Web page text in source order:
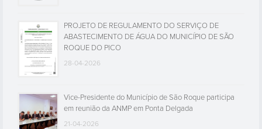
PROJETO DE REGULAMENTO DO SERVIÇO DE
ABASTECIMENTO DE ÁGUA DO MUNICÍPIO DE SÃO
ROQUE DO PICO
28-04-2026
Vice-Presidente do Município de São Roque participa
em reunião da ANMP em Ponta Delgada
21-04-2026